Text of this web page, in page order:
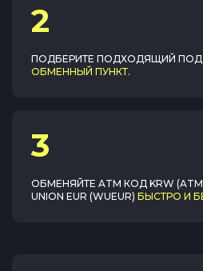
2
ПОДБЕРИТЕ ПОДХОДЯЩИЙ
ОБМЕННЫЙ ПУНКТ.
3
ОБМЕНЯЙТЕ ATM КОД KRW
UNION EUR (WUEUR) БЫСТРО И